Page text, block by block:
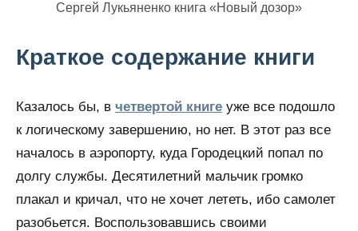
Сергей Лукьяненко книга «Новый дозор»
Краткое содержание книги
Казалось бы, в четвертой книге уже все подошло
к логическому завершению, но нет. В этот раз все
началось в аэропорту, куда Городецкий попал по
долгу службы. Десятилетний мальчик громко
плакал и кричал, что не хочет лететь, ибо самолет
разобьется. Воспользовавшись своими